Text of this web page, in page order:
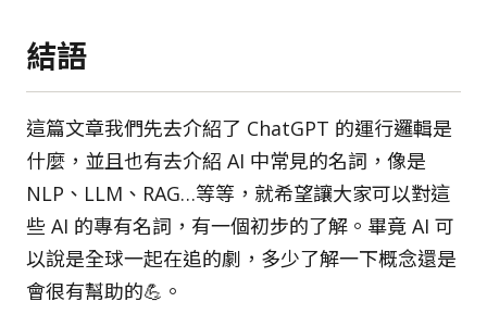
結語
這篇文章我們先去介紹了 ChatGPT 的運行邏輯是
什麼，並且也有去介紹 AI 中常見的名詞，像是
NLP、LLM、RAG…等等，就希望讓大家可以對這
些 AI 的專有名詞，有一個初步的了解。畢竟 AI 可
以說是全球一起在追的劇，多少了解一下概念還是
會很有幫助的💪。